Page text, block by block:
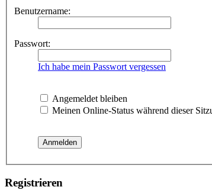
Benutzername:
Passwort:
Ich habe mein Passwort vergessen
Angemeldet bleiben
Meinen Online-Status während dieser
Registrieren